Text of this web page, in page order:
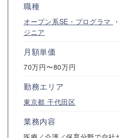
職種
オープン系SE・プログラマ
ジニア
月額単価
70万円〜80万円
勤務エリア
東京都 千代田区
業務内容